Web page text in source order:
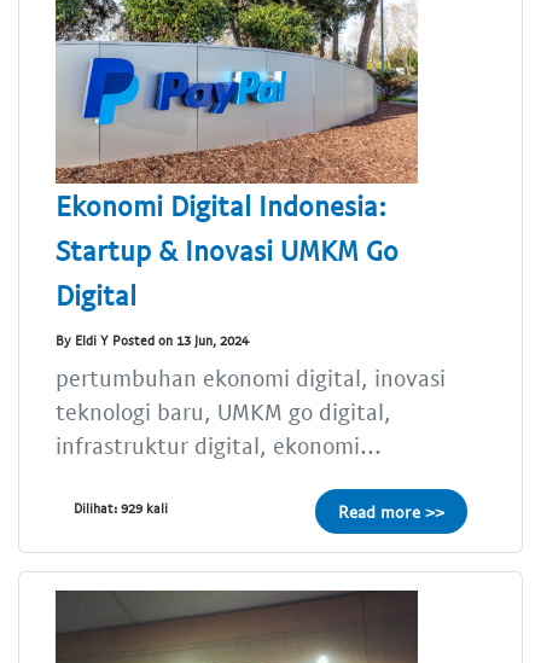
Ekonomi Digital Indonesia:
Startup & Inovasi UMKM Go
Digital
By Eldi Y Posted on 13 Jun, 2024
pertumbuhan ekonomi digital, inovasi
teknologi baru, UMKM go digital,
infrastruktur digital, ekonomi...
Dilihat: 929 kali Read more >>